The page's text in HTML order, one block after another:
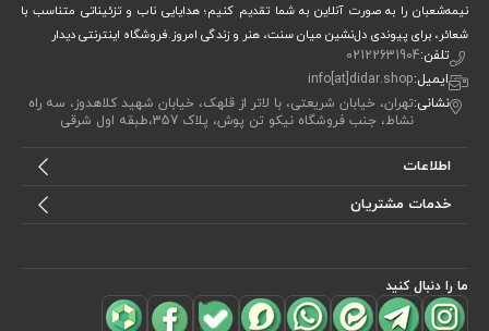
نیمه‌شعبان را به صورت آنلاین به شما تقدیم کنیم؛ هدایایی ناب و تزئیناتی متناسب با
شعائر، برای پیوندی دل‌نشین میان سنت، هنر و زندگی امروز.فروشگاه اینترنتی دیدار
تلفن:02122631904
ایمیل:info[at]didar.shop
نشانی:تهران، خیابان شریعتی، با لاتر از قلهک، خیابان شهید کلاهدوز، سه راه
نشاط، جنب فروشگاه نیکو تن پوش، پلاک 357،طبقه اول شرقی
اطلاعات
خدمات مشتریان
ما را دنبال کنید